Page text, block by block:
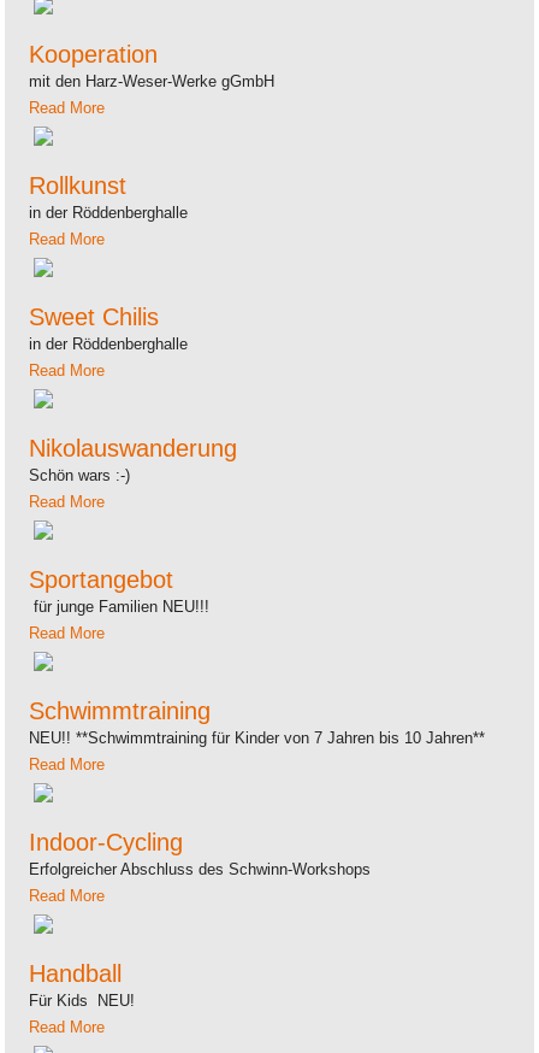
Kooperation
mit den Harz-Weser-Werke gGmbH
Read More
Rollkunst
in der Röddenberghalle
Read More
Sweet Chilis
in der Röddenberghalle
Read More
Nikolauswanderung
Schön wars :-)
Read More
Sportangebot
für junge Familien NEU!!!
Read More
Schwimmtraining
NEU!! **Schwimmtraining für Kinder von 7 Jahren bis 10 Jahren**
Read More
Indoor-Cycling
Erfolgreicher Abschluss des Schwinn-Workshops
Read More
Handball
Für Kids NEU!
Read More